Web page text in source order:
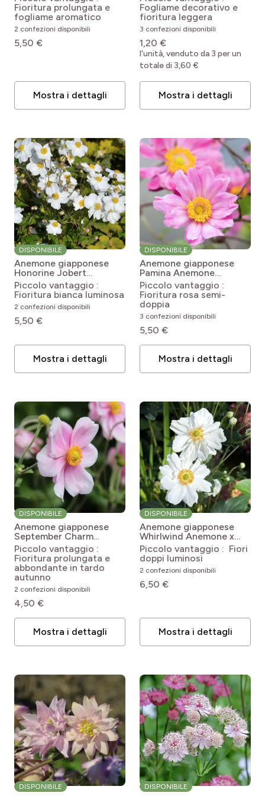
Fioritura prolungata e
fogliame aromatico
2 confezioni disponibili
5,50 €
Mostra i dettagli
Fogliame decorativo e
fioritura leggera
3 confezioni disponibili
1,20 €
l'unità, venduto da 3 per un
totale di 3,60 €
Mostra i dettagli
DISPONIBILE
Anemone giapponese
Honorine Jobert
Anemone x hybrida
Honorine Jobert
Piccolo vantaggio :
Fioritura bianca luminosa
2 confezioni disponibili
5,50 €
Mostra i dettagli
DISPONIBILE
Anemone giapponese
Pamina Anemone
hupehensis var. japonica
Pamina
Piccolo vantaggio :
Fioritura rosa semi-
doppia
3 confezioni disponibili
5,50 €
Mostra i dettagli
DISPONIBILE
Anemone giapponese
September Charm
Anemone hupehensis
September Charm
Piccolo vantaggio :
Fioritura prolungata e
abbondante in tardo
autunno
2 confezioni disponibili
4,50 €
Mostra i dettagli
DISPONIBILE
Anemone giapponese
Whirlwind Anemone x
hybrida Whirlwind
Piccolo vantaggio : Fiori
doppi luminosi
2 confezioni disponibili
6,50 €
Mostra i dettagli
DISPONIBILE DISPONIBILE